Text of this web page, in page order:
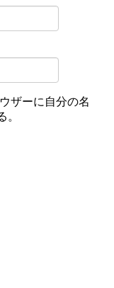
ザーに自分の名
。